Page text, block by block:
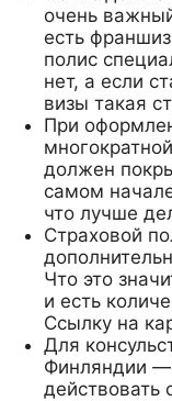
очень
есть
полис
нет, а если
визы такая
При
должен
самом
что лучше
Страховой
Что это
и есть
Ссылку на
Для
Финляндии —
действовать